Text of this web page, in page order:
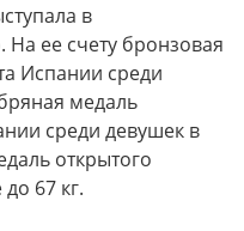
в
На ее счету бронзовая
Испании среди
медаль
среди девушек в
открытого
67 кг.